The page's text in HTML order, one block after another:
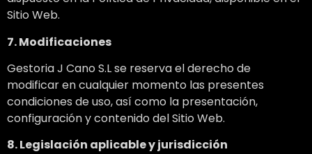
Sitio Web.
7. Modificaciones
Gestoria J Cano S.L se reserva el derecho de
modificar en cualquier momento las presentes
condiciones de uso, así como la presentación,
configuración y contenido del Sitio Web.
8. Legislación aplicable y jurisdicción